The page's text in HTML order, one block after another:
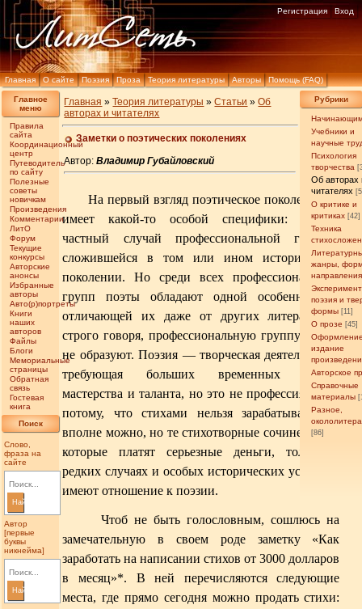
Главная О сайте Поэзия Проза Теория литературы Авторы Помощь (FAQ)
Регистрация Вход
Главное
меню
Правила
сайта
Координационный
центр
Путеводитель
по сайту
Полезные
советы
новичкам
Произведения
Комментарии
ЛитО
Форум
Текущие
конкурсы
Авторские
анонсы
Избранные
авторы
Авто(р)портреты
Книги
наших
авторов
Файлы
Блоги
Мемориальные
страницы
Обратная
связь
Гостевая
книга
Поиск
Слово,
фраза на
сайте
Найти
Автор
[первые
буквы
никнейма]
Найти
Рубрики
Учебники и
научные
Психология
творчества
Об авторах
читателях
О критике и
критиках [42]
Техника
жанры,
направления
поэзия и
формы [11]
О прозе [45]
издание
Авторское
Справочные
материалы
Разное,
[86]
Главная »Теория литературы »Статьи »Об
авторах и читателях
Заметки о поэтических поколениях
Автор:Владимир Губайловский
На первый взгляд поэтическое поколение не
имеет какой-то особой специфики: просто
частный случай профессиональной группы,
сложившейся в том или ином историческом
поколении. Но среди всех профессиональных
групп поэты обладают одной особенностью,
отличающей их даже от других литераторов:
строго говоря, профессиональную группу поэты
не образуют. Поэзия — творческая деятельность,
требующая больших временных затрат,
мастерства и таланта, но это не профессия. И не
потому, что стихами нельзя зарабатывать, —
вполне можно, но те стихотворные сочинения, за
которые платят серьезные деньги, только в
редких случаях и особых исторических условиях
имеют отношение к поэзии.
Чтоб не быть голословным, сошлюсь на
замечательную в своем роде заметку «Как
заработать на написании стихов от 3000 долларов
в месяц»*. В ней перечисляются следующие
места, где прямо сегодня можно продать стихи: